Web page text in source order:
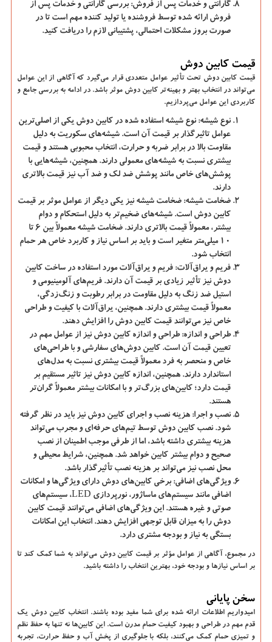
گارانتی و خدمات پس از فروش: بررسی گارانتی و خدمات پس از
فروش ارائه شده توسط فروشنده یا تولید کننده مهم است تا در
صورت بروز مشکلات احتمالی، پشتیبانی لازم را دریافت کنید.
قیمت کابین دوش
قیمت کابین دوش تحت تأثیر عوامل متعددی قرار می‌گیرد که آگاهی از این عوامل
می‌تواند در انتخاب بهتر و بهینه‌تر کابین دوش موثر باشد. در ادامه به بررسی جامع و
کاربردی این عوامل می‌پردازیم.
نوع شیشه: نوع شیشه استفاده شده در کابین دوش یکی از اصلی‌ترین
عوامل تاثیرگذار بر قیمت آن است. شیشه‌های سکوریت به دلیل
مقاومت بالا در برابر ضربه و حرارت، انتخاب محبوبی هستند و قیمت
بیشتری نسبت به شیشه‌های معمولی دارند. همچنین، شیشه‌هایی با
پوشش‌های خاص مانند پوشش ضد لک و ضد آب نیز قیمت بالاتری
دارند.
ضخامت شیشه: ضخامت شیشه نیز یکی دیگر از عوامل موثر بر قیمت
کابین دوش است. شیشه‌های ضخیم‌تر به دلیل استحکام و دوام
بیشتر، معمولاً قیمت بالاتری دارند. ضخامت شیشه معمولاً بین 6 تا
10 میلی‌متر متغیر است و باید بر اساس نیاز و کاربرد خاص هر حمام
انتخاب شود.
فریم و یراق‌آلات: فریم و یراق‌آلات مورد استفاده در ساخت کابین
دوش نیز تأثیر زیادی بر قیمت آن دارند. فریم‌های آلومینیومی و
استیل ضد زنگ به دلیل مقاومت در برابر رطوبت و زنگ‌زدگی،
معمولاً قیمت بیشتری دارند. همچنین، یراق‌آلات با کیفیت و طراحی
خاص نیز می‌توانند قیمت کابین دوش را افزایش دهند.
طراحی و اندازه:طراحی و اندازه کابین دوش نیز از عوامل مهم در
تعیین قیمت آن است. کابین دوش‌های سفارشی و با طراحی‌های
خاص و منحصر به فرد معمولاً قیمت بیشتری نسبت به مدل‌های
استاندارد دارند. همچنین، اندازه کابین دوش نیز تاثیر مستقیم بر
قیمت دارد؛ کابین‌های بزرگ‌تر و با امکانات بیشتر معمولاً گران‌تر
هستند.
نصب و اجرا: هزینه نصب و اجرای کابین دوش نیز باید در نظر گرفته
شود. نصب کابین دوش توسط تیم‌های حرفه‌ای و مجرب می‌تواند
هزینه بیشتری داشته باشد، اما از طرفی موجب اطمینان از نصب
صحیح و دوام بیشتر کابین خواهد شد. همچنین، شرایط محیطی و
محل نصب نیز می‌تواند بر هزینه نصب تأثیرگذار باشد.
ویژگی‌های اضافی: برخی کابین‌های دوش دارای ویژگی‌ها و امکانات
اضافی مانند سیستم‌های ماساژور، نورپردازی LED، سیستم‌های
صوتی و غیره هستند. این ویژگی‌های اضافی می‌توانند قیمت کابین
دوش را به میزان قابل توجهی افزایش دهند. انتخاب این امکانات
بستگی به نیاز و بودجه مشتری دارد.
در مجموع، آگاهی از عوامل مؤثر بر قیمت کابین دوش می‌تواند به شما کمک کند تا
بر اساس نیازها و بودجه خود، بهترین انتخاب را داشته باشید.
سخن پایانی
امیدواریم اطلاعات ارائه شده برای شما مفید بوده باشند. انتخاب کابین دوش یک
قدم مهم در طراحی و بهبود کیفیت حمام مدرن است. این کابین‌ها نه تنها به حفظ نظم
و تمیزی حمام کمک می‌کنند، بلکه با جلوگیری از پخش آب و حفظ حرارت، تجربه